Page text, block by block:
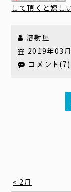
して頂くと嬉し
溶射屋
2019年03
コメント(7)
« 2月